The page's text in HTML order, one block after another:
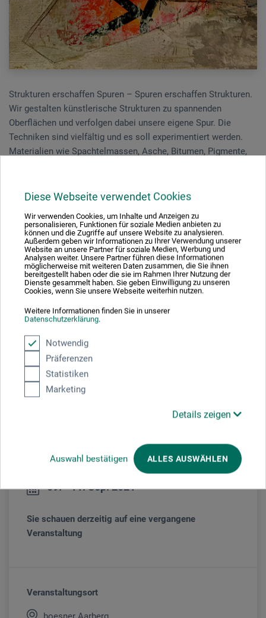
Diese Webseite verwendet Cookies
Wir verwenden Cookies, um Inhalte und Anzeigen zu
personalisieren, Funktionen für soziale Medien anbieten zu
können und die Zugriffe auf unsere Website zu analysieren.
Außerdem geben wir Informationen zu Ihrer Verwendung unserer
Website an unsere Partner für soziale Medien, Werbung und
Analysen weiter. Unsere Partner führen diese Informationen
möglicherweise mit weiteren Daten zusammen, die Sie ihnen
bereitgestellt haben oder die sie im Rahmen Ihrer Nutzung der
Dienste gesammelt haben. Sie geben Einwilligung zu unseren
Cookies, wenn Sie unsere Webseite weiterhin nutzen.
Weitere Informationen finden Sie in unserer
Datenschutzerklärung.
Notwendig
Präferenzen
Statistiken
Marketing
Details zeigen
Auswahl bestätigen ALLES AUSWÄHLEN
Strukturen erschaffen Spuren – Spuren erschaffen Strukturen.
Wir gestalten künstlerische Strukturen zu spannenden
Oberflächen und verfolgen dabei unsere eigene Spur. Die
Techniken sind vielfältig und es soll experimentiert werden.
Materialien wie Spachtelmassen, Asche, Bitumen, Pigmente,
überlassen wir einiges dem Zufall, entdecken, sortieren,
Sie werden individuell, basierend auf Vorkenntnissen und
Erfahrungen, durch den Kursleiter begleitet. Bringen Sie
Neugierde, Kreativität und Experimentierfreude mit.
Aarberg | 3 Tage 09.09.-11.09.2021
Urs Taverner
renommierten Kunstschaffenden | zahlreiche Ausstellungen in
der Schweiz, Deutschland und den USA | Donauer Kunstpreis
der Stadt Ulm 2019 | "Ich habe Bilder hinter mir, und an den
Bildern, an denen ich gerade arbeite, das ist meine Gegenwart.
Veranstaltungsdatum
09. - 11. Sep. 2021
Sie schauen derzeitig auf eine vergangene
Veranstaltung
Veranstaltungsort